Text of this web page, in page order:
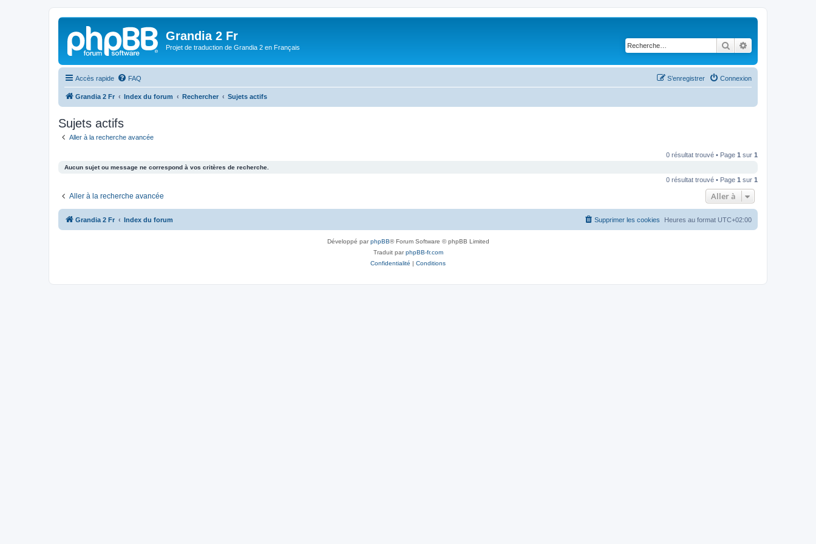
Grandia 2 Fr
Projet de traduction de Grandia 2 en Français Rechercher
Accès rapide FAQ Connexion
S’enregistrer
Grandia 2 Fr Index du forum Rechercher Sujets actifs
Sujets actifs
Aller à la recherche avancée
0 résultat trouvé • Page 1 sur 1
Aucun sujet ou message ne correspond à vos critères de recherche.
0 résultat trouvé • Page 1 sur 1
Aller à la recherche avancée Aller à
Grandia 2 Fr Index du forum Heures au format UTC+02:00
Supprimer les cookies
Développé parphpBB® Forum Software © phpBB Limited
Traduit parphpBB-fr.com
Confidentialité | Conditions